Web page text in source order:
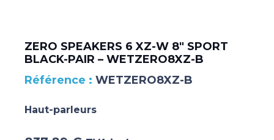
ZERO SPEAKERS 6 XZ-W 8″ SPORT
BLACK-PAIR – WETZERO8XZ-B
WETZERO8XZ-B
Haut-parleurs